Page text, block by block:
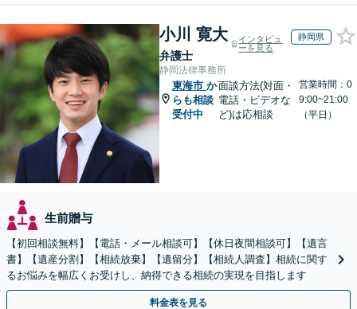
小川 寛大
弁護士
インタビュ
ーを見る
静岡県
静岡法律事務所
東海市 か
らも相談
受付中
面談方法(対面・
電話・ビデオな
ど)は応相談
営業時間：0
9:00~21:00
（平日）
生前贈与
【初回相談無料】【電話・メール相談可】【休日夜間相談可】【遺言
書】【遺産分割】【相続放棄】【遺留分】【相続人調査】相続に関す
るお悩みを幅広くお受けし、納得できる相続の実現を目指します
料金表を見る